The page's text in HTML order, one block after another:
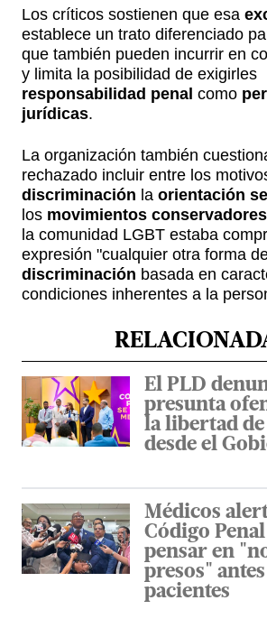
Los críticos sostienen que esa
establece un trato diferenciado
que también pueden incurrir en
y limita la posibilidad de exigirles
responsabilidad penal como
jurídicas.
La organización también
rechazado incluir entre los
discriminación la orientación
los movimientos conservadores
la comunidad LGBT estaba
expresión "cualquier otra forma
discriminación basada en
condiciones inherentes a la
El PLD
presunta
la libertad
desde el
Médicos
Código
pensar en
presos"
pacientes